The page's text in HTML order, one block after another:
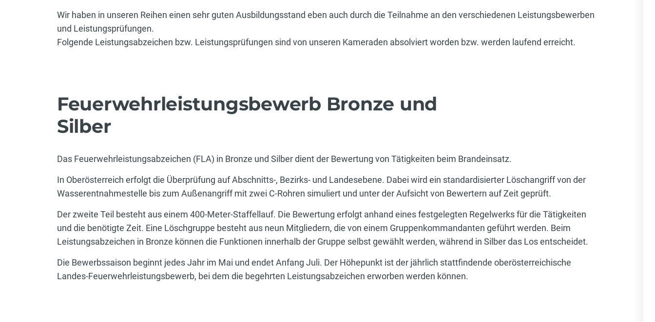
Wir haben in unseren Reihen einen sehr guten Ausbildungsstand eben auch durch die Teilnahme an den verschiedenen Leistungsbewerben
und Leistungsprüfungen.
Folgende Leistungsabzeichen bzw. Leistungsprüfungen sind von unseren Kameraden absolviert worden bzw. werden laufend erreicht.
Feuerwehrleistungsbewerb Bronze und
Silber
Das Feuerwehrleistungsabzeichen (FLA) in Bronze und Silber dient der Bewertung von Tätigkeiten beim Brandeinsatz.
In Oberösterreich erfolgt die Überprüfung auf Abschnitts-, Bezirks- und Landesebene. Dabei wird ein standardisierter Löschangriff von der
Wasserentnahmestelle bis zum Außenangriff mit zwei C-Rohren simuliert und unter der Aufsicht von Bewertern auf Zeit geprüft.
Der zweite Teil besteht aus einem 400-Meter-Staffellauf. Die Bewertung erfolgt anhand eines festgelegten Regelwerks für die Tätigkeiten
und die benötigte Zeit. Eine Löschgruppe besteht aus neun Mitgliedern, die von einem Gruppenkommandanten geführt werden. Beim
Leistungsabzeichen in Bronze können die Funktionen innerhalb der Gruppe selbst gewählt werden, während in Silber das Los entscheidet.
Die Bewerbssaison beginnt jedes Jahr im Mai und endet Anfang Juli. Der Höhepunkt ist der jährlich stattfindende oberösterreichische
Landes-Feuerwehrleistungsbewerb, bei dem die begehrten Leistungsabzeichen erworben werden können.